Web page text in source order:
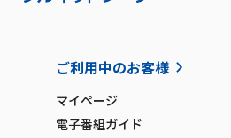
ご利用中のお客様
マイページ
電子番組ガイド